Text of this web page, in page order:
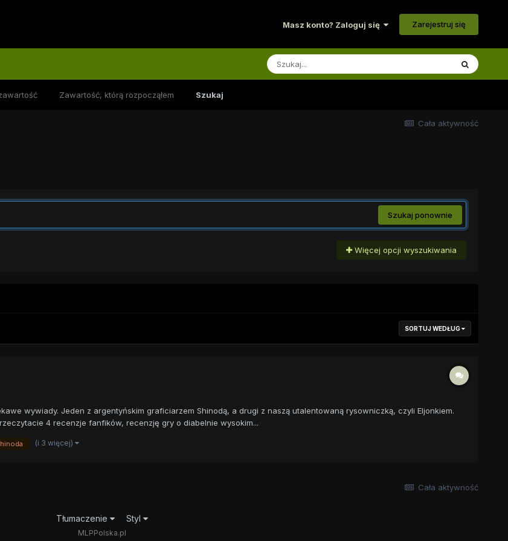
Masz konto? Zaloguj się Zarejestruj się
Zawartość, którą rozpocząłem Szukaj
Cała aktywność
Szukaj ponownie
Więcej opcji wyszukiwania
SORTUJ WEDŁUG
wywiady. Jeden z argentyńskim graficiarzem Shinodą, a drugi z naszą utalentowaną rysowniczką, czyli Eljonkiem.
4 recenzje fanfików, recenzję gry o diabelnie wysokim...
(i 3 więcej)
Cała aktywność
Tłumaczenie Styl
MLPPolska.pl